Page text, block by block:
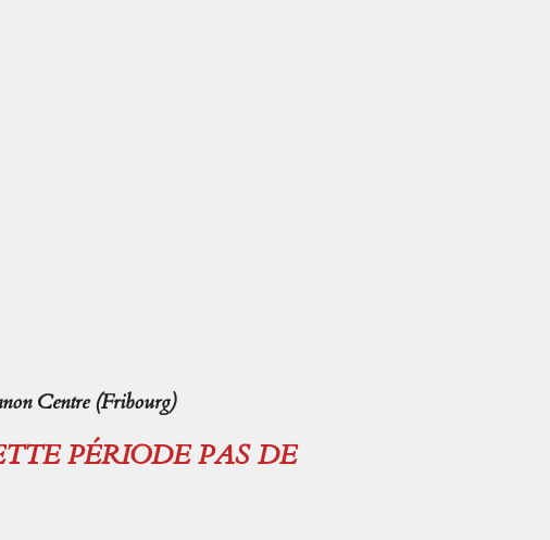
Centre (Fribourg)
PÉRIODE PAS DE